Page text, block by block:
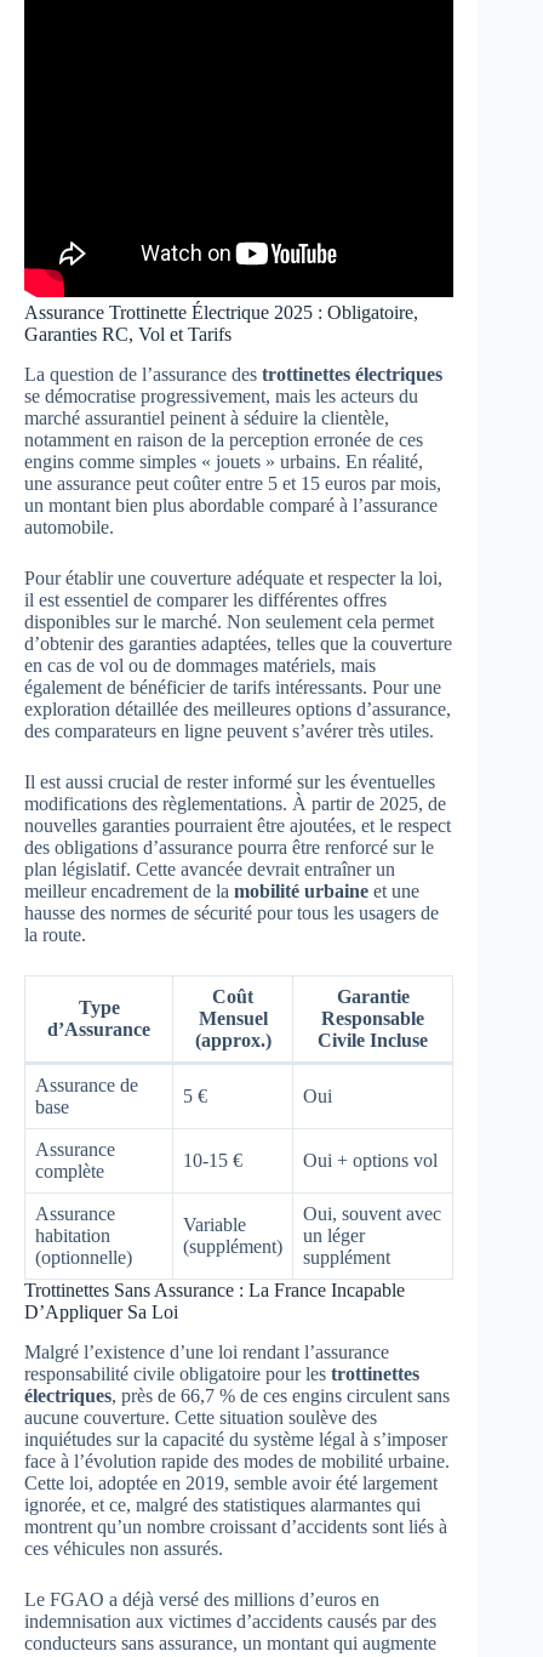
Assurance Trottinette Électrique 2025 : Obligatoire,
Garanties RC, Vol et Tarifs
La question de l’assurance des trottinettes électriques
se démocratise progressivement, mais les acteurs du
marché assurantiel peinent à séduire la clientèle,
notamment en raison de la perception erronée de ces
engins comme simples « jouets » urbains. En réalité,
une assurance peut coûter entre 5 et 15 euros par mois,
un montant bien plus abordable comparé à l’assurance
automobile.
Pour établir une couverture adéquate et respecter la loi,
il est essentiel de comparer les différentes offres
disponibles sur le marché. Non seulement cela permet
d’obtenir des garanties adaptées, telles que la couverture
en cas de vol ou de dommages matériels, mais
également de bénéficier de tarifs intéressants. Pour une
exploration détaillée des meilleures options d’assurance,
des comparateurs en ligne peuvent s’avérer très utiles.
Il est aussi crucial de rester informé sur les éventuelles
modifications des règlementations. À partir de 2025, de
nouvelles garanties pourraient être ajoutées, et le respect
des obligations d’assurance pourra être renforcé sur le
plan législatif. Cette avancée devrait entraîner un
meilleur encadrement de la mobilité urbaine et une
hausse des normes de sécurité pour tous les usagers de
la route.
Type
d’Assurance
Coût
Mensuel
(approx.)
Garantie
Responsable
Civile Incluse
Assurance de
base
5 € Oui
Assurance
complète
10-15 € Oui + options vol
Assurance
habitation
(optionnelle)
Variable
(supplément)
Oui, souvent avec
un léger
supplément
Trottinettes Sans Assurance : La France Incapable
D’Appliquer Sa Loi
Malgré l’existence d’une loi rendant l’assurance
responsabilité civile obligatoire pour les trottinettes
électriques, près de 66,7 % de ces engins circulent sans
aucune couverture. Cette situation soulève des
inquiétudes sur la capacité du système légal à s’imposer
face à l’évolution rapide des modes de mobilité urbaine.
Cette loi, adoptée en 2019, semble avoir été largement
ignorée, et ce, malgré des statistiques alarmantes qui
montrent qu’un nombre croissant d’accidents sont liés à
ces véhicules non assurés.
Le FGAO a déjà versé des millions d’euros en
indemnisation aux victimes d’accidents causés par des
conducteurs sans assurance, un montant qui augmente